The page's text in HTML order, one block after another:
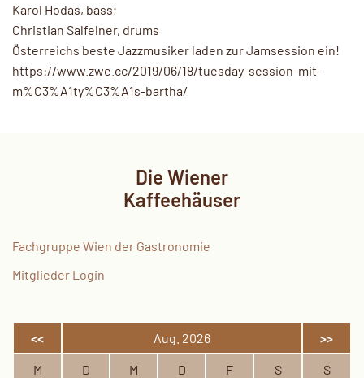
Karol Hodas, bass;
Christian Salfelner, drums
Österreichs beste Jazzmusiker laden zur Jamsession ein!
https://www.zwe.cc/2019/06/18/tuesday-session-mit-
m%C3%A1ty%C3%A1s-bartha/
Die Wiener
Kaffeehäuser
Fachgruppe Wien der Gastronomie
Mitglieder Login
<< Aug. 2026 >>
M D M D F S S